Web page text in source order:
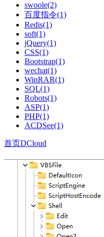
swoole(2)
百度指令(1)
Redis(1)
soft(1)
jQuery(1)
CSS(1)
Bootstrap(1)
wechat(1)
WinRAR(1)
SQL(1)
Robots(1)
ASP(1)
PHP(1)
ACDSee(1)
首页DCloud